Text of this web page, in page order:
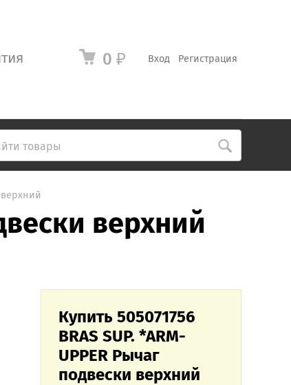
Вход Регистрация
0 ₽
верхний
верхний
Купить 505071756
BRAS SUP. *ARM-
UPPER Рычаг
подвески верхний